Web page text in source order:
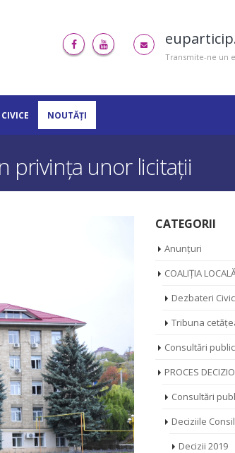
Transmite-ne un
NOUTĂȚI
privința unor licitații
CATEGORII
Anunțuri
COALIȚIA
Dezbateri
Tribuna
Consultări
PROCES
Consultări
Deciziile
Decizii 2019